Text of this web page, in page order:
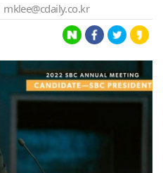
mklee@cdaily.co.kr